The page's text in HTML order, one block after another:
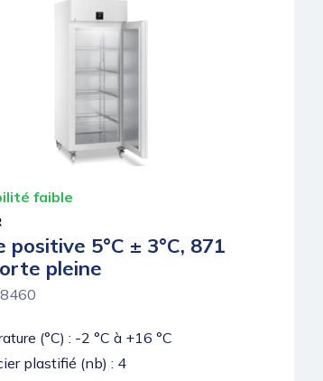
faible
positive 5°C ± 3°C, 871
pleine
(°C) : -2 °C à +16 °C
plastifié (nb) : 4